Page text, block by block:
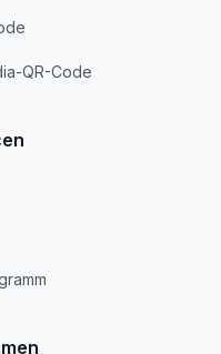
QR-Code